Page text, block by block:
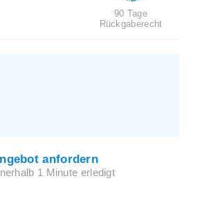
90 Tage
Rückgaberecht
anfordern
1 Minute erledigt